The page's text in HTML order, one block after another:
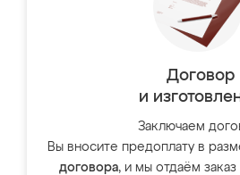
Договор
и
Заключаем
Вы вносите предоплату в
договора, и мы отдаём